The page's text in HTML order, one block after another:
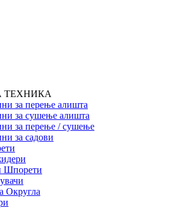
ТЕХНИКА
за перење алишта
за сушење алишта
за перење / сушење
за садови
Округла